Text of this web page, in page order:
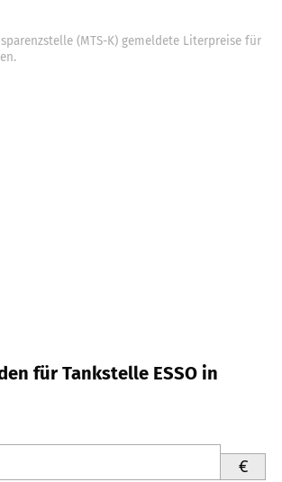
(MTS-K) gemeldete Literpreise für
für Tankstelle ESSO in
€